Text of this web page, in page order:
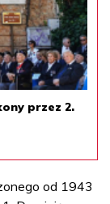
przez 2.
od 1943